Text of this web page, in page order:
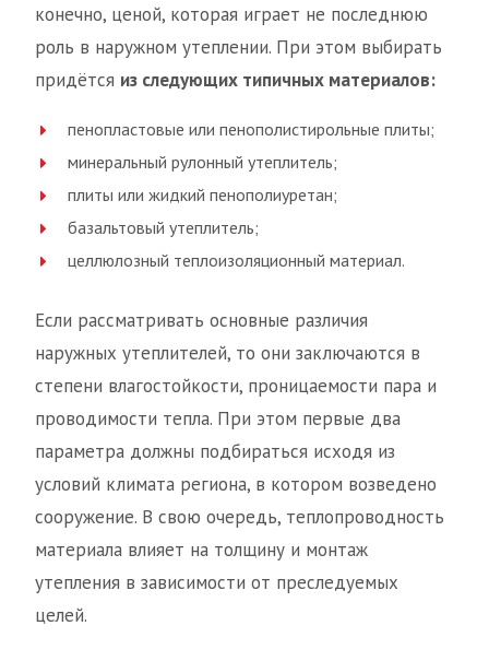
конечно, ценой, которая играет не последнюю
роль в наружном утеплении. При этом выбирать
придётся из следующих типичных материалов:
пенопластовые или пенополистирольные плиты;
минеральный рулонный утеплитель;
плиты или жидкий пенополиуретан;
базальтовый утеплитель;
целлюлозный теплоизоляционный материал.
Если рассматривать основные различия
наружных утеплителей, то они заключаются в
степени влагостойкости, проницаемости пара и
проводимости тепла. При этом первые два
параметра должны подбираться исходя из
условий климата региона, в котором возведено
сооружение. В свою очередь, теплопроводность
материала влияет на толщину и монтаж
утепления в зависимости от преследуемых
целей.